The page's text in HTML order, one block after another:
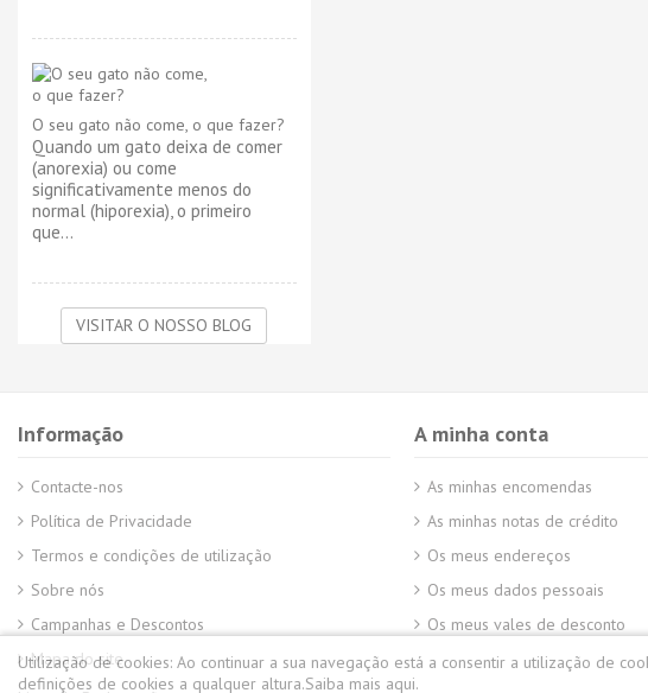
O seu gato não come, o que fazer?
Quando um gato deixa de comer
(anorexia) ou come
significativamente menos do
normal (hiporexia), o primeiro
que...
VISITAR O NOSSO BLOG
Informação
Contacte-nos
Política de Privacidade
Termos e condições de utilização
Sobre nós
Campanhas e Descontos
Mapa do site
A minha conta
As minhas encomendas
As minhas notas de crédito
Os meus endereços
Os meus dados pessoais
Os meus vales de desconto
Utilização de cookies: Ao continuar a sua navegação está a consentir a utilização de
definições de cookies a qualquer altura.Saiba mais aqui.